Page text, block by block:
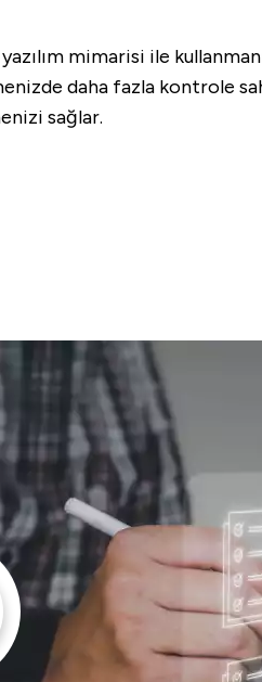
mimarisi ile
daha fazla kontrole
sağlar.